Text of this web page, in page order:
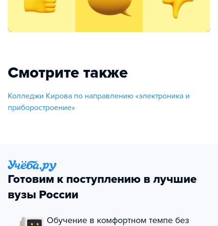
Смотрите также
Колледжи Кирова по направлению «электроника и
приборостроение»
Готовим к поступлению в лучшие
вузы России
Обучение в комфортном темпе без